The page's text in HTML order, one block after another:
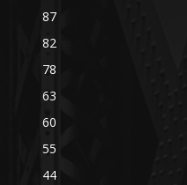
87
82
78
63
60
55
44